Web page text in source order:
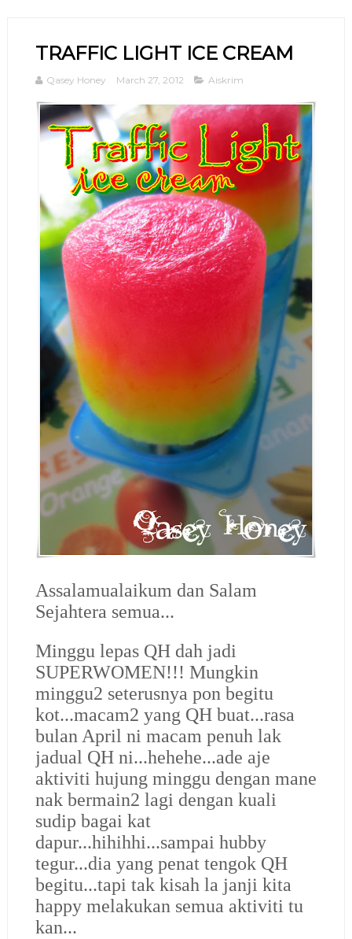
TRAFFIC LIGHT ICE CREAM
Qasey Honey March 27, 2012 Aiskrim
Assalamualaikum dan Salam
Sejahtera semua...
Minggu lepas QH dah jadi
SUPERWOMEN!!! Mungkin
minggu2 seterusnya pon begitu
kot...macam2 yang QH buat...rasa
bulan April ni macam penuh lak
jadual QH ni...hehehe...ade aje
aktiviti hujung minggu dengan mane
nak bermain2 lagi dengan kuali
sudip bagai kat
dapur...hihihhi...sampai hubby
tegur...dia yang penat tengok QH
begitu...tapi tak kisah la janji kita
happy melakukan semua aktiviti tu
kan...